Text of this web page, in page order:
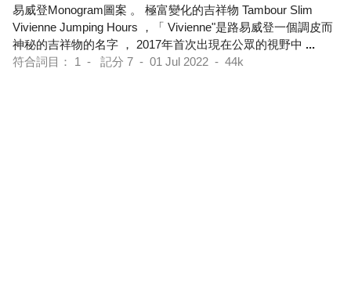
易威登Monogram圖案 。 極富變化的吉祥物 Tambour Slim
Vivienne Jumping Hours ，「 Vivienne"是路易威登一個調皮而
神秘的吉祥物的名字 ， 2017年首次出現在公眾的視野中 ...
符合詞目： 1 - 記分 7 - 01 Jul 2022 - 44k